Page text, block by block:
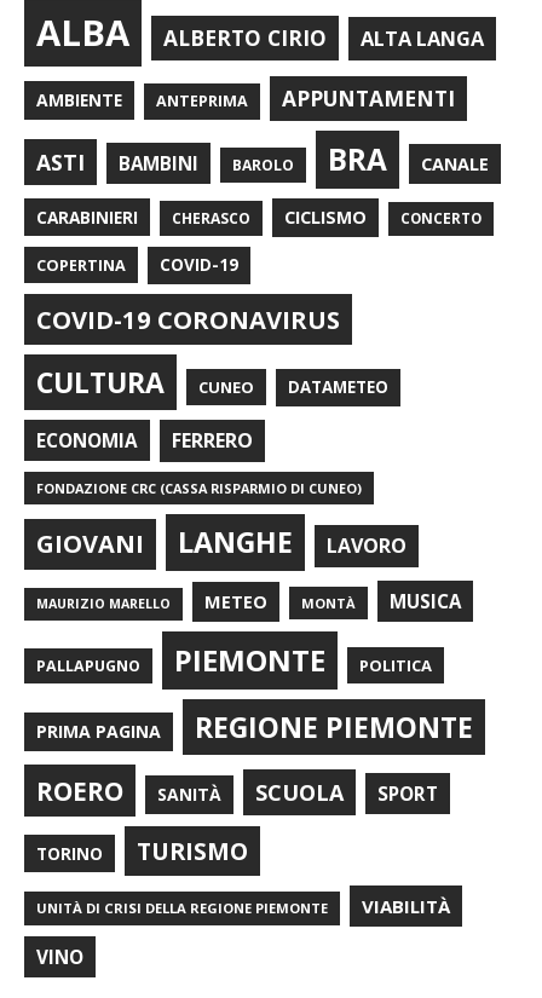
ALBA ALBERTO CIRIO ALTA LANGA
AMBIENTE ANTEPRIMA APPUNTAMENTI
ASTI BAMBINI BAROLO BRA CANALE
CARABINIERI CHERASCO CICLISMO CONCERTO
COPERTINA COVID-19
COVID-19 CORONAVIRUS
CULTURA CUNEO DATAMETEO
ECONOMIA FERRERO
FONDAZIONE CRC (CASSA RISPARMIO DI CUNEO)
GIOVANI LANGHE LAVORO
MAURIZIO MARELLO METEO MONTÀ MUSICA
PALLAPUGNO PIEMONTE POLITICA
PRIMA PAGINA REGIONE PIEMONTE
ROERO SANITÀ SCUOLA SPORT
TORINO TURISMO
UNITÀ DI CRISI DELLA REGIONE PIEMONTE VIABILITÀ
VINO